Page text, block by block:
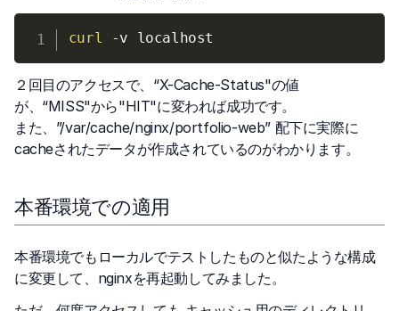
curl -v
２回目のアクセスで、“X-Cache-Status"の値
が、“MISS"から"HIT"に変われば成功です。
また、”/var/cache/nginx/portfolio-web” 配下に実際に
cacheされたデータが作成されているのがわかります。
本番環境での適用
本番環境でもローカルでテストしたものと似たような構成
に変更して、nginxを再起動してみました。